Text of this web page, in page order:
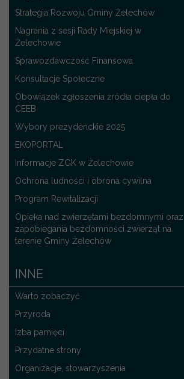
Strategia Rozwoju Gminy Żelechów
Nagrania z sesji Rady Miejskiej w
Żelechowie
Sprawozdawczość Finansowa
Konsultacje Społeczne
Obowiązek zgłoszenia źródła ciepła do
CEEB
Wybory prezydenckie 2025
EKOPORTAL
Informacje ZGK w Żelechowie
Ochrona ludności i obrona cywilna
Program Rewitalizacji
Opieka nad zwierzętami bezdomnymi oraz
zapobiegania bezdomności zwierząt na
terenie Gminy Żelechów
INNE
Warto zobaczyć
Przyroda
Izba pamięci
Przydatne strony
Organizacje, stowarzyszenia